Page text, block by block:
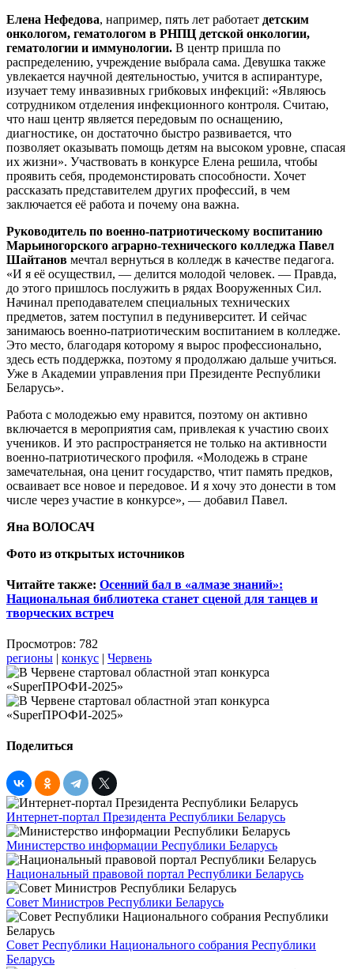
Елена Нефедова, например, пять лет работает детским
онкологом, гематологом в РНПЦ детской онкологии,
гематологии и иммунологии. В центр пришла по
распределению, учреждение выбрала сама. Девушка также
увлекается научной деятельностью, учится в аспирантуре,
изучает тему инвазивных грибковых инфекций: «Являюсь
сотрудником отделения инфекционного контроля. Считаю,
что наш центр является передовым по оснащению,
диагностике, он достаточно быстро развивается, что
позволяет оказывать помощь детям на высоком уровне, спасая
их жизни». Участвовать в конкурсе Елена решила, чтобы
проявить себя, продемонстировать способности. Хочет
рассказать представителем других профессий, в чем
заключается её работа и почему она важна.
Руководитель по военно-патриотическому воспитанию
Марьиногорского аграрно-технического колледжа Павел
Шайтанов мечтал вернуться в колледж в качестве педагога.
«И я её осуществил, — делится молодой человек. — Правда,
до этого пришлось послужить в рядах Вооруженных Сил.
Начинал преподавателем специальных технических
предметов, затем поступил в педуниверситет. И сейчас
занимаюсь военно-патриотическим воспитанием в колледже.
Это место, благодаря которому я вырос профессионально,
здесь есть поддержка, поэтому я продолжаю дальше учиться.
Уже в Академии управления при Президенте Республики
Беларусь».
Работа с молодежью ему нравится, поэтому он активно
включается в мероприятия сам, привлекая к участию своих
учеников. И это распространяется не только на активности
военно-патриотического профиля. «Молодежь в стране
замечательная, она ценит государство, чтит память предков,
осваивает все новое и передовое. И я хочу это донести в том
числе через участие в конкурсе», — добавил Павел.
Яна ВОЛОСАЧ
Фото из открытых источников
Читайте также: Осенний бал в «алмазе знаний»:
Национальная библиотека станет сценой для танцев и
творческих встреч
Просмотров: 782
регионы | конкус | Червень
Поделиться
Интернет-портал Президента Республики Беларусь
Министерство информации Республики Беларусь
Национальный правовой портал Республики Беларусь
Совет Министров Республики Беларусь
Совет Республики Национального собрания Республики
Беларусь